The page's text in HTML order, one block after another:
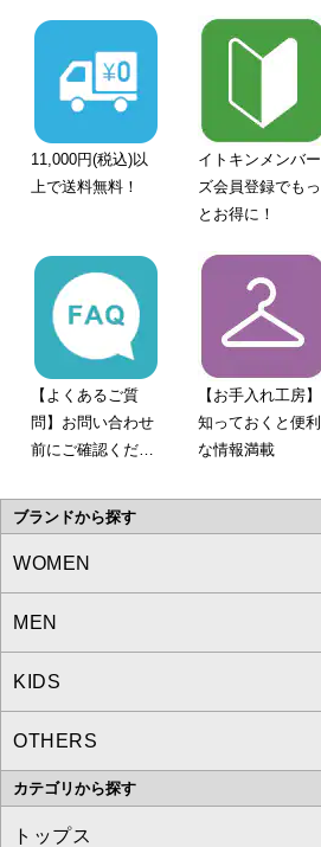
11,000円(税込)以
上で送料無料！
イトキンメンバー
ズ会員登録でもっ
とお得に！
【よくあるご質
問】お問い合わせ
前にご確認くださ
【お手入れ工房】
知っておくと便利
な情報満載
ブランドから探す
WOMEN
a.v.v
MICHEL KLEIN
MK MICHEL KLEIN
OFUON le MK
MEN
a.v.v
MICHEL KLEIN HOMME
MK MICHEL KLEIN HOMME
KIDS
a.v.v
OTHERS
MK MICHEL KLEIN BAG
カテゴリから探す
トップス